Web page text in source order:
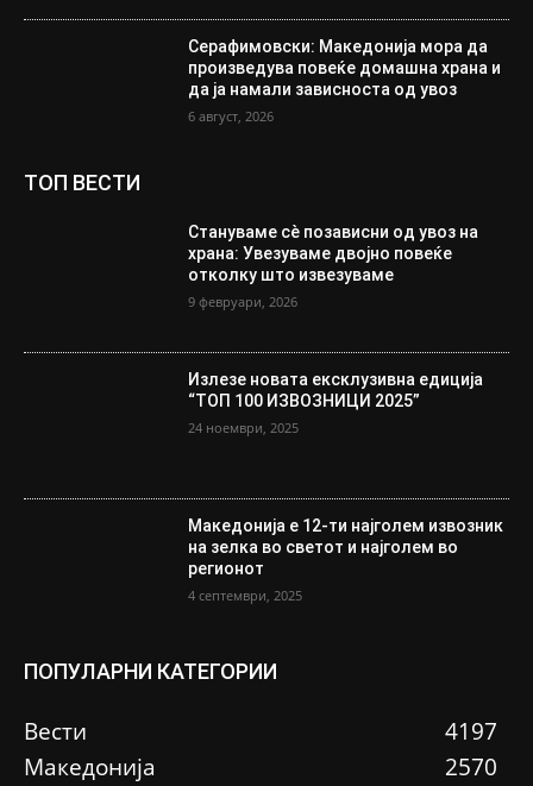
Серафимовски: Македонија мора да
произведува повеќе домашна храна и
да ја намали зависноста од увоз
6 август, 2026
ТОП ВЕСТИ
Стануваме сè позависни од увоз на
храна: Увезуваме двојно повеќе
отколку што извезуваме
9 февруари, 2026
Излезе новата ексклузивна едиција
“ТОП 100 ИЗВОЗНИЦИ 2025”
24 ноември, 2025
Македонија е 12-ти најголем извозник
на зелка во светот и најголем во
регионот
4 септември, 2025
ПОПУЛАРНИ КАТЕГОРИИ
Вести
4197
Македонија
2570